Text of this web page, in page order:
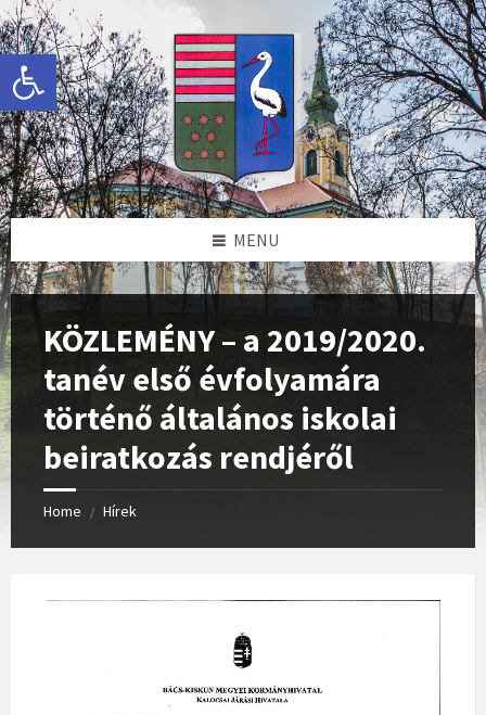
Eszköztár megnyitása
Skip
to
content
Skip
to
left
sidebar
Skip
to
right
sidebar
Skip
to
footer
MENU
KÖZLEMÉNY – a 2019/2020.
tanév első évfolyamára
történő általános iskolai
beiratkozás rendjéről
Home / Hírek